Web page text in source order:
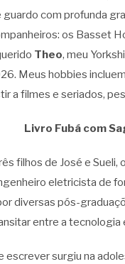
guardo com profunda
os Basset
Theo, meu
Meus hobbies
a filmes e seriados,
Livro Fubá com
filhos de José e Sueli,
eletricista de
diversas pós-
entre a tecnologia
escrever surgiu na